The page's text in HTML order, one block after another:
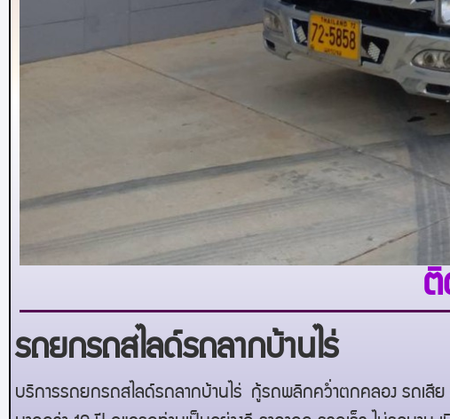
ติ
รถยกรถสไลด์รถลากบ้านไร่
บริการรถยกรถสไลด์รถลากบ้านไร่ กู้รถพลิกคว่ำตกคลอง รถเสีย